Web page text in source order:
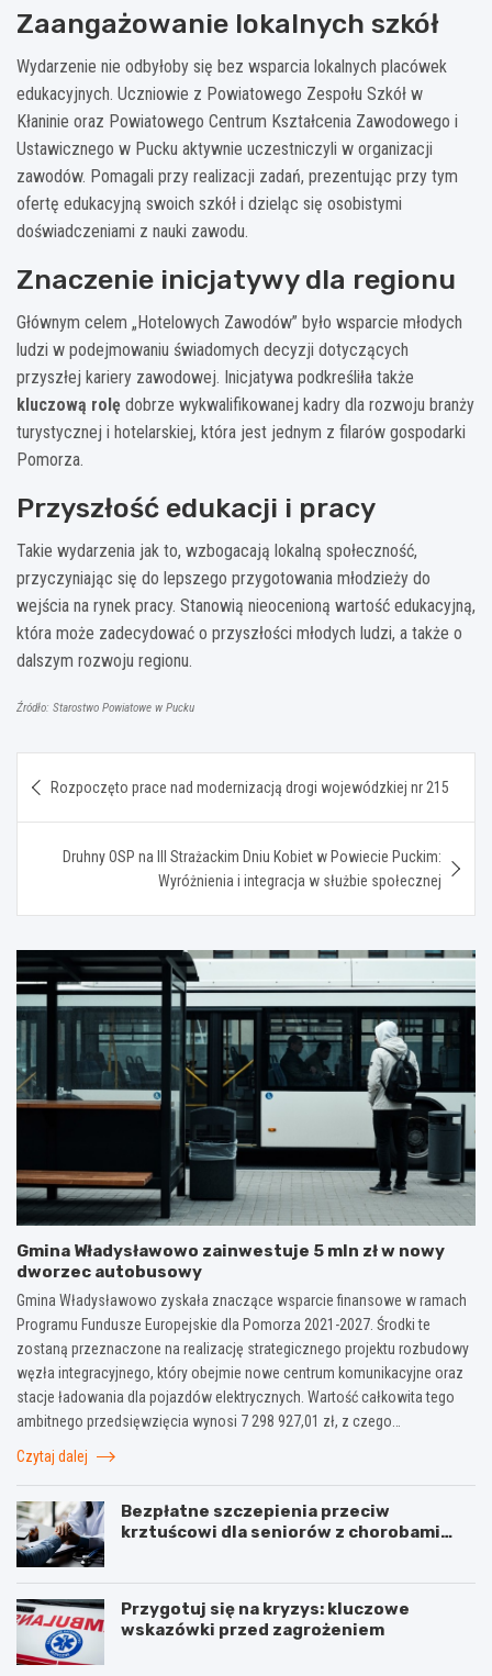
Zaangażowanie lokalnych szkół
Wydarzenie nie odbyłoby się bez wsparcia lokalnych placówek
edukacyjnych. Uczniowie z Powiatowego Zespołu Szkół w
Kłaninie oraz Powiatowego Centrum Kształcenia Zawodowego i
Ustawicznego w Pucku aktywnie uczestniczyli w organizacji
zawodów. Pomagali przy realizacji zadań, prezentując przy tym
ofertę edukacyjną swoich szkół i dzieląc się osobistymi
doświadczeniami z nauki zawodu.
Znaczenie inicjatywy dla regionu
Głównym celem „Hotelowych Zawodów” było wsparcie młodych
ludzi w podejmowaniu świadomych decyzji dotyczących
przyszłej kariery zawodowej. Inicjatywa podkreśliła także
kluczową rolę dobrze wykwalifikowanej kadry dla rozwoju branży
turystycznej i hotelarskiej, która jest jednym z filarów gospodarki
Pomorza.
Przyszłość edukacji i pracy
Takie wydarzenia jak to, wzbogacają lokalną społeczność,
przyczyniając się do lepszego przygotowania młodzieży do
wejścia na rynek pracy. Stanowią nieocenioną wartość edukacyjną,
która może zadecydować o przyszłości młodych ludzi, a także o
dalszym rozwoju regionu.
Źródło: Starostwo Powiatowe w Pucku
wpisu
Rozpoczęto prace nad modernizacją drogi wojewódzkiej nr 215
Druhny OSP na III Strażackim Dniu Kobiet w Powiecie Puckim:
Wyróżnienia i integracja w służbie społecznej
Gmina Władysławowo zainwestuje 5 mln zł w nowy
dworzec autobusowy
Gmina Władysławowo zyskała znaczące wsparcie finansowe w ramach
Programu Fundusze Europejskie dla Pomorza 2021-2027. Środki te
zostaną przeznaczone na realizację strategicznego projektu rozbudowy
węzła integracyjnego, który obejmie nowe centrum komunikacyjne oraz
stacje ładowania dla pojazdów elektrycznych. Wartość całkowita tego
ambitnego przedsięwzięcia wynosi 7 298 927,01 zł, z czego…
Czytaj dalej
Bezpłatne szczepienia przeciw
krztuścowi dla seniorów z chorobami
Przygotuj się na kryzys: kluczowe
wskazówki przed zagrożeniem